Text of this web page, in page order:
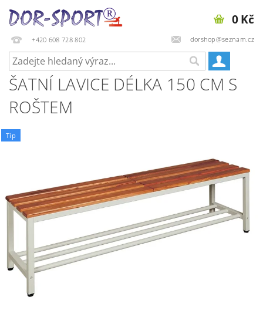
+420 608 728 802 dorshop@seznam.cz
0 Kč
ŠATNÍ LAVICE DÉLKA 150 CM S
ROŠTEM
Tip